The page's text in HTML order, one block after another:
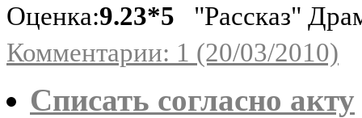
Оценка:9.23*5 "Рассказ"
Комментарии: 1 (20/03/2010)
Списать согласно акту